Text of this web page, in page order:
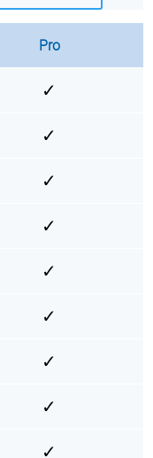
Pro
✓
✓
✓
✓
✓
✓
✓
✓
✓